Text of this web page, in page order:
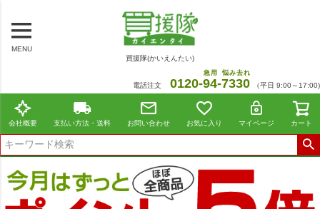
MENU
買援隊(かいえんたい)
電話注文 0120-94
急用
-7330
悩み去れ
（平日 9:00～17:00)
会社概要 支払い方法・送料 お問い合わせ お気に入り マイページ カート